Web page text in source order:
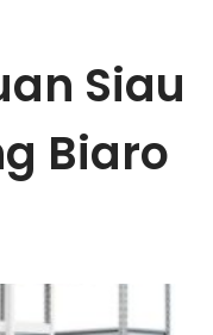
Siau
Biaro